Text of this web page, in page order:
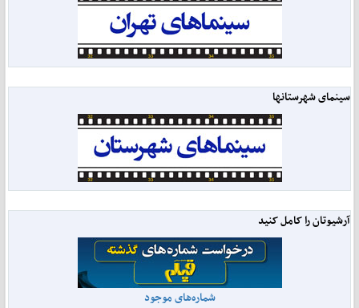
سینمای شهرستانها
آرشیوتان را کامل کنید
شماره‌های موجود